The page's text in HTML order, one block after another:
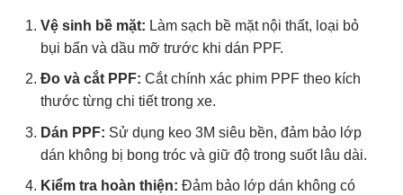
Vệ sinh bề mặt: Làm sạch bề mặt nội thất, loại bỏ
bụi bẩn và dầu mỡ trước khi dán PPF.
Đo và cắt PPF: Cắt chính xác phim PPF theo kích
thước từng chi tiết trong xe.
Dán PPF: Sử dụng keo 3M siêu bền, đảm bảo lớp
dán không bị bong tróc và giữ độ trong suốt lâu dài.
Kiểm tra hoàn thiện: Đảm bảo lớp dán không có